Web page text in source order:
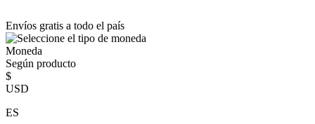
Envíos gratis a todo el país
Moneda
Según producto
$
USD
ES